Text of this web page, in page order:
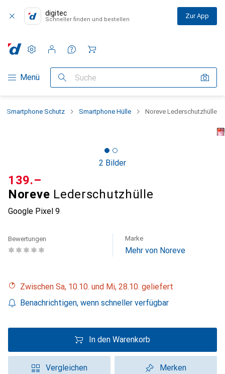
digitec
Schneller finden und bestellen Zur App
Navigation nach Kategorien
Menü Suche
Einstellungen
Kundenkonto
Vergleichslisten
Merklisten
Warenkorb
Smartphone Schutz Smartphone Hülle Noreve Lederschutzhülle
2 Bilder
Noreve Lederschutzhülle
Google Pixel 9
CHF
139.–
Bewertungen Marke
Mehr von Noreve
Zwischen Sa, 10.10. und Mi, 28.10. geliefert
Benachrichtigen, wenn schneller verfügbar
In den Warenkorb
Vergleichen Merken